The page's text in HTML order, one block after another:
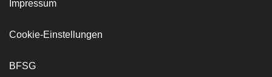
Impressum
Cookie-Einstellungen
BFSG